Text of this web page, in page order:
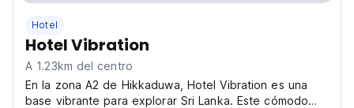
Hotel
Hotel Vibration
A 1.23km del centro
En la zona A2 de Hikkaduwa, Hotel Vibration es una
base vibrante para explorar Sri Lanka. Este cómodo